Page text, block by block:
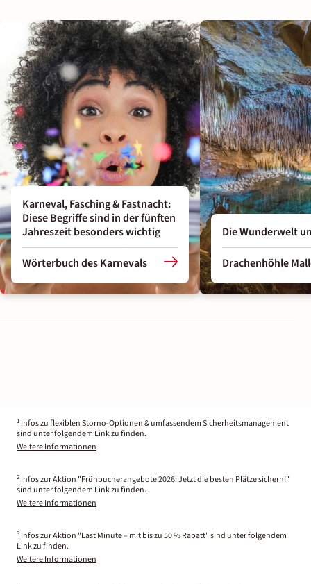
Karneval, Fasching & Fastnacht:
Diese Begriffe sind in der fünften
Jahreszeit besonders wichtig
Wörterbuch des Karnevals
Die Wunderwelt
Drachenhöhle
1 Infos zu flexiblen Storno-Optionen & umfassendem Sicherheitsmanagement
sind unter folgendem Link zu finden.
Weitere Informationen
2 Infos zur Aktion "Frühbucherangebote 2026: Jetzt die besten Plätze sichern!"
sind unter folgendem Link zu finden.
Weitere Informationen
3 Infos zur Aktion "Last Minute – mit bis zu 50 % Rabatt" sind unter folgendem
Link zu finden.
Weitere Informationen